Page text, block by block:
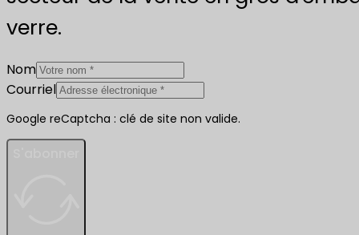
verre.
Nom
Courriel
Google reCaptcha : clé de site non valide.